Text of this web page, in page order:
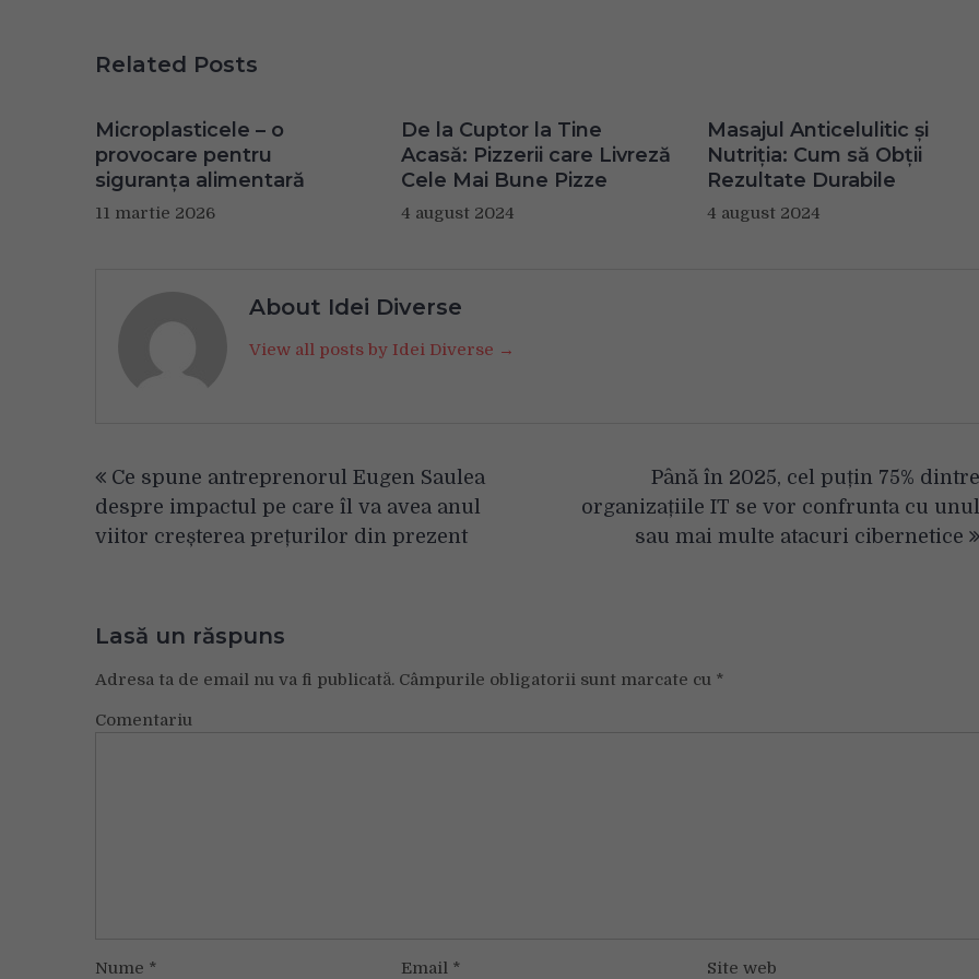
Related Posts
Microplasticele – o
provocare pentru
siguranța alimentară
11 martie 2026
De la Cuptor la Tine
Acasă: Pizzerii care Livreză
Cele Mai Bune Pizze
4 august 2024
Masajul Anticelulitic și
Nutriția: Cum să Obții
Rezultate Durabile
4 august 2024
About Idei Diverse
View all posts by Idei Diverse →
în
articole
Ce spune antreprenorul Eugen Saulea
despre impactul pe care îl va avea anul
viitor creșterea prețurilor din prezent
Până în 2025, cel puțin 75% dintre
organizațiile IT se vor confrunta cu unul
sau mai multe atacuri cibernetice
Lasă un răspuns
Adresa ta de email nu va fi publicată. Câmpurile obligatorii sunt marcate cu *
Comentariu
Nume * Email * Site web